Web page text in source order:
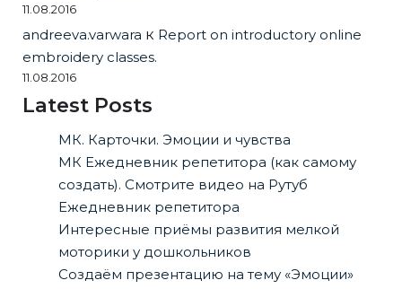
11.08.2016
andreeva.varwara к Report on introductory online
embroidery classes.
11.08.2016
Latest Posts
МК. Карточки. Эмоции и чувства
МК Ежедневник репетитора (как самому
создать). Смотрите видео на Рутуб
Ежедневник репетитора
Интересные приёмы развития мелкой
моторики у дошкольников
Создаём презентацию на тему «Эмоции»